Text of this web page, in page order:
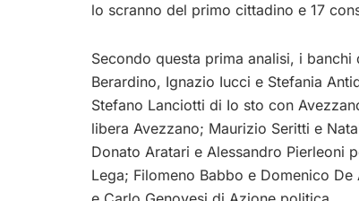
lo scranno del primo cittadino e 17
Secondo questa prima analisi, i
Berardino, Ignazio Iucci e Stefania
Stefano Lanciotti di Io sto con
libera Avezzano; Maurizio Seritti e
Donato Aratari e Alessandro Pierleoni
Lega; Filomeno Babbo e Domenico